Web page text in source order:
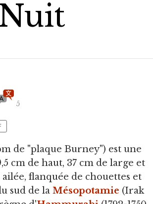
5
de "plaque Burney") est une
cm de haut, 37 cm de large et
flanquée de chouettes et
sud de la Mésopotamie (Irak